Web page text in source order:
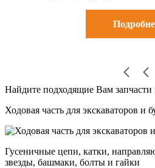
Найдите подходящие Вам запчасти
Ходовая часть для экскаваторов и
Гусеничные цепи, катки,
звезды, башмаки, болты и гайки